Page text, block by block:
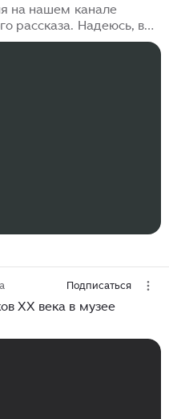
на нашем канале
рассказа. Надеюсь, вы
канале были
Подписаться
XX века в музее